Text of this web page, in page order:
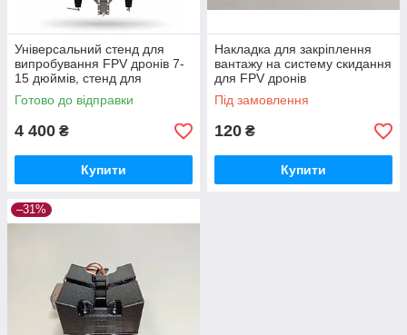
Універсальний стенд для
випробування FPV дронів 7-
15 дюймів, стенд для
тестування дронів
Готово до відправки
4 400 ₴
Купити
Накладка для закріплення
вантажу на систему скидання
для FPV дронів
Під замовлення
120 ₴
Купити
–31%